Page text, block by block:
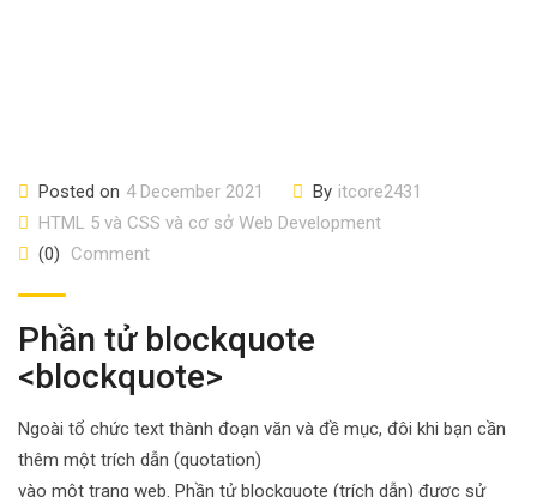
Posted on 4 December 2021 By itcore2431
HTML 5 và CSS và cơ sở Web Development
(0)
Comment
Phần tử blockquote
<blockquote>
Ngoài tổ chức text thành đoạn văn và đề mục, đôi khi bạn cần
thêm một trích dẫn (quotation)
vào một trang web. Phần tử blockquote (trích dẫn) được sử